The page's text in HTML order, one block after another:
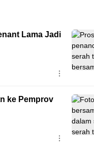
Lama Jadi
ke Pemprov